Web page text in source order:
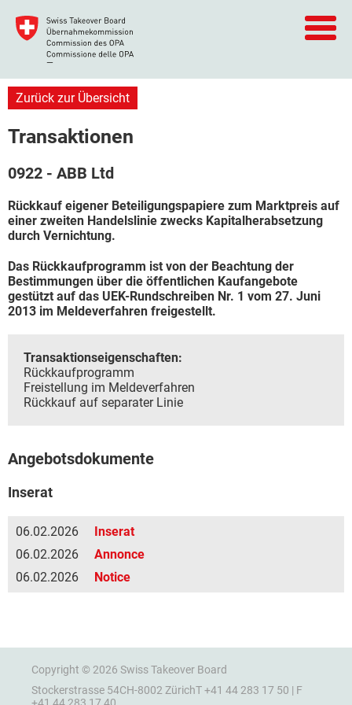
Zurück zur Übersicht
Transaktionen
0922 - ABB Ltd
Rückkauf eigener Beteiligungspapiere zum Marktpreis auf
einer zweiten Handelslinie zwecks Kapitalherabsetzung
durch Vernichtung.
Das Rückkaufprogramm ist von der Beachtung der
Bestimmungen über die öffentlichen Kaufangebote
gestützt auf das UEK-Rundschreiben Nr. 1 vom 27. Juni
2013 im Meldeverfahren freigestellt.
Transaktionseigenschaften:
Rückkaufprogramm
Freistellung im Meldeverfahren
Rückkauf auf separater Linie
Angebotsdokumente
Inserat
06.02.2026
Inserat
06.02.2026
Annonce
06.02.2026
Notice
Copyright © 2026 Swiss Takeover Board
Stockerstrasse 54CH-8002 ZürichT +41 44 283 17 50 | F